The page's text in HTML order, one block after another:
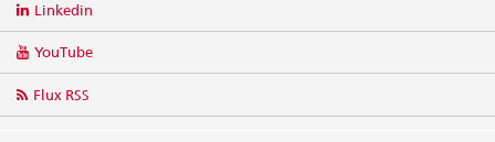
Linkedin
YouTube
Flux RSS